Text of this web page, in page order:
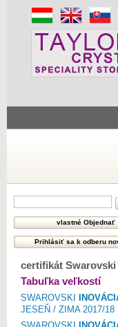
certifikát Swarovski
Tabuľka veľkostí
SWAROVSKI
JESEŇ / ZIMA 2017/18